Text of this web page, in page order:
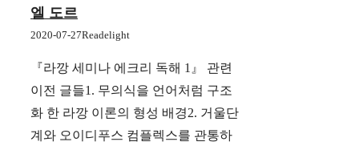
엘 도르
2020-07-27Readelight
『라깡 세미나 에크리 독해 1』 관련
이전 글들1. 무의식을 언어처럼 구조
화 한 라깡 이론의 형성 배경2. 거울단
계와 오이디푸스 컴플렉스를 관통하